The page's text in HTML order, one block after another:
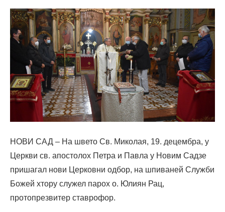
НОВИ САД – На швето Св. Миколая, 19. децембра, у
Церкви св. апостолох Петра и Павла у Новим Садзе
пришагал нови Церковни одбор, на шпиваней Служби
Божей хтору служел парох о. Юлиян Рац,
протопрезвитер ставрофор.